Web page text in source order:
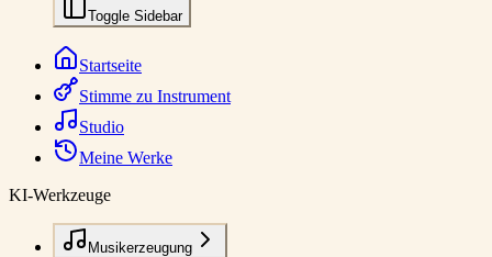
Toggle Sidebar
Startseite
Stimme zu Instrument
Studio
Meine Werke
KI-Werkzeuge
Musikerzeugung